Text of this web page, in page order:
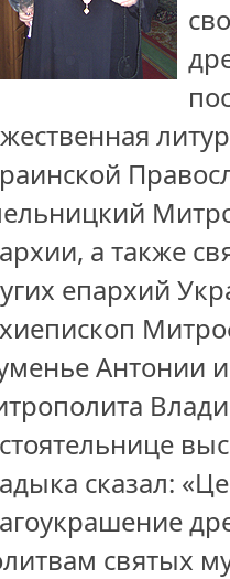
а также
епархий
Антонии
сказал:
святых